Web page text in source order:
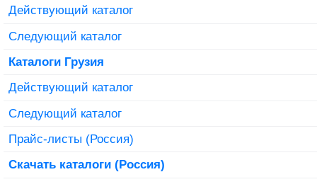
Действующий каталог
Следующий каталог
Каталоги Грузия
Действующий каталог
Следующий каталог
Прайс-листы (Россия)
Скачать каталоги (Россия)